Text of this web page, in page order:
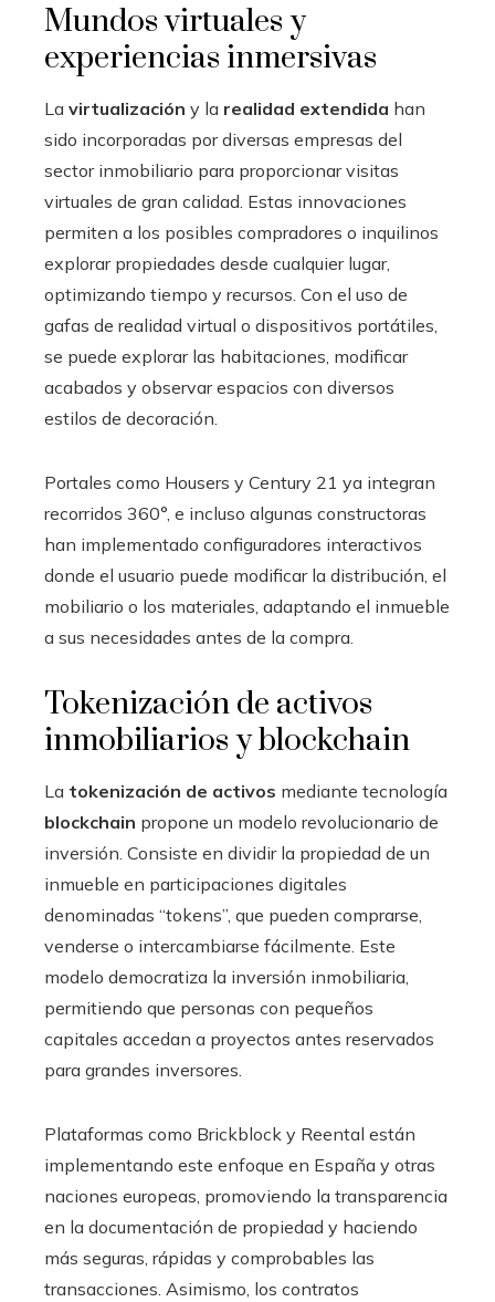
Mundos virtuales y
experiencias inmersivas
La virtualización y la realidad extendida han
sido incorporadas por diversas empresas del
sector inmobiliario para proporcionar visitas
virtuales de gran calidad. Estas innovaciones
permiten a los posibles compradores o inquilinos
explorar propiedades desde cualquier lugar,
optimizando tiempo y recursos. Con el uso de
gafas de realidad virtual o dispositivos portátiles,
se puede explorar las habitaciones, modificar
acabados y observar espacios con diversos
estilos de decoración.
Portales como Housers y Century 21 ya integran
recorridos 360°, e incluso algunas constructoras
han implementado configuradores interactivos
donde el usuario puede modificar la distribución, el
mobiliario o los materiales, adaptando el inmueble
a sus necesidades antes de la compra.
Tokenización de activos
inmobiliarios y blockchain
La tokenización de activos mediante tecnología
blockchain propone un modelo revolucionario de
inversión. Consiste en dividir la propiedad de un
inmueble en participaciones digitales
denominadas “tokens”, que pueden comprarse,
venderse o intercambiarse fácilmente. Este
modelo democratiza la inversión inmobiliaria,
permitiendo que personas con pequeños
capitales accedan a proyectos antes reservados
para grandes inversores.
Plataformas como Brickblock y Reental están
implementando este enfoque en España y otras
naciones europeas, promoviendo la transparencia
en la documentación de propiedad y haciendo
más seguras, rápidas y comprobables las
transacciones. Asimismo, los contratos